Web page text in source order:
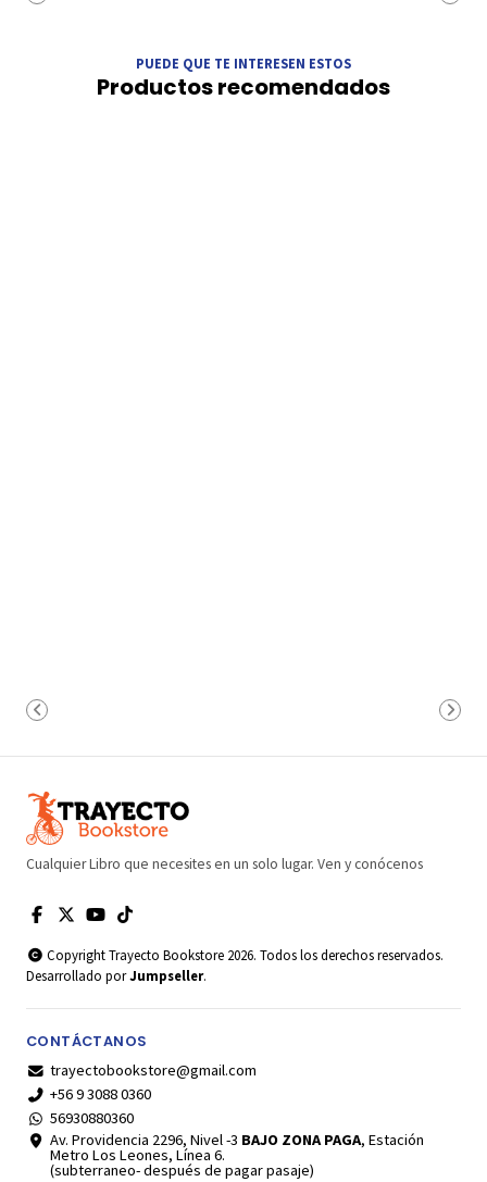
PUEDE QUE TE INTERESEN ESTOS
Productos recomendados
Cualquier Libro que necesites en un solo lugar. Ven y conócenos
Copyright Trayecto Bookstore 2026. Todos los derechos reservados.
Desarrollado porJumpseller.
CONTÁCTANOS
trayectobookstore@gmail.com
+56 9 3088 0360
56930880360
Av. Providencia 2296, Nivel -3 BAJO ZONA PAGA, Estación
Metro Los Leones, Línea 6.
(subterraneo- después de pagar pasaje)